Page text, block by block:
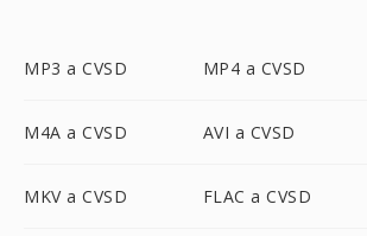
MP3 a CVSD MP4 a CVSD
M4A a CVSD AVI a CVSD
MKV a CVSD FLAC a CVSD